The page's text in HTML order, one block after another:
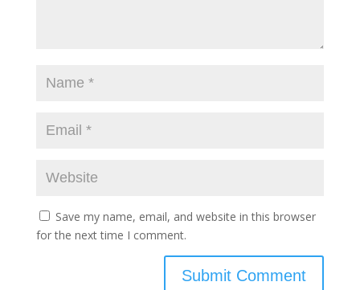
Save my name, email, and website in this browser
for the next time I comment.